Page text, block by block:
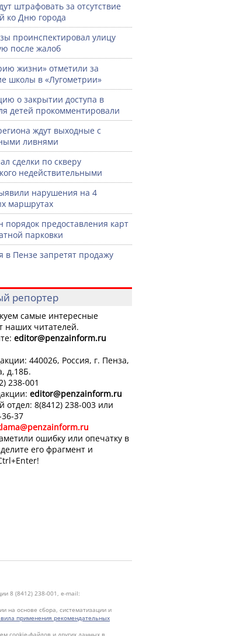
штрафовать за отсутствие
ко Дню города
проинспектировал улицу
после жалоб
жизни» отметили за
школы в «Лугометрии»
о закрытии доступа в
детей прокомментировали
ждут выходные с
ливнями
сделки по скверу
недействительными
нарушения на 4
маршрутах
порядок предоставления карт
парковки
в Пензе запретят продажу
репортер
самые интересные
наших читателей.
editor@penzainform.ru
440026, Россия, г. Пенза,
д.18Б.
238-001
editor@penzainform.ru
отдел: 8(8412) 238-003 или
37
ошибку или опечатку в
его фрагмент и
8 (8412) 238-001, e-mail:
на основе сбора, систематизации и
применения рекомендательных
cookie-файлов и других данных в